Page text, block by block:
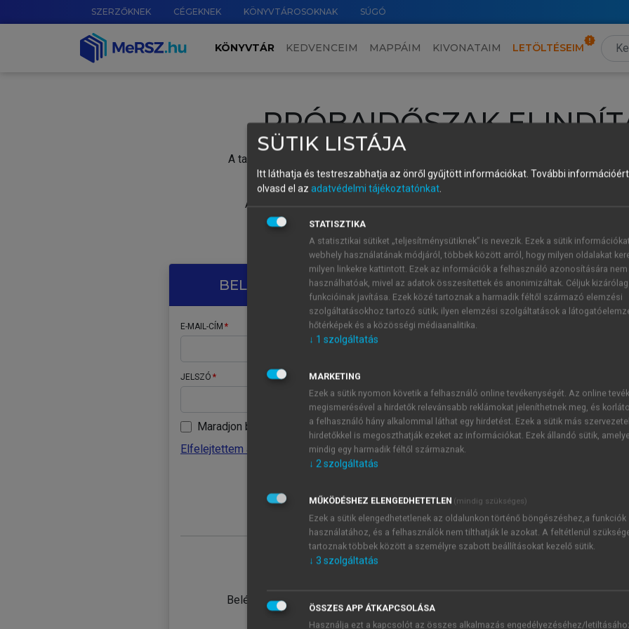
SZERZŐKNEK CÉGEKNEK KÖNYVTÁROSOKNAK SÚGÓ
KÖNYVTÁR KEDVENCEIM MAPPÁIM KIVONATAIM LETÖLTÉSEIM
PRÓBAIDŐSZAK
A tartalom megtekintéséhez lépj be a saját fiókoddal, iskolai azonosítóddal vagy
Új felhasználóként1 óra díjmentes hozzáférésrevagy
A próbaidőszak elindításához,
vagy hozz
A regisztráció után a
BELÉPÉS SAJÁT FIÓKKAL
E-MAIL-CÍM
JELSZÓ
Maradjon belépve
Elfelejtettem a jelszavamat
Belépés intézményi azonosítóval
ÚJ FIÓK
1 óra
JELSZÓ
Kérek értesítést a MeRSZ
Kérek értesítést az
SÜTIK LISTÁJA
Itt láthatja és testreszabhatja az önről gyűjtött információkat. További
olvasd el az adatvédelmi tájékoztatónkat.
STATISZTIKA
A statisztikai sütiket „teljesítménysütiknek” is nevezik. Ezek a sütik
webhely használatának módjáról, többek között arról, hogy milyen oldalakat
milyen linkekre kattintott. Ezek az információk a felhasználó azonosítására nem
használhatóak, mivel az adatok összesítettek és anonimizáltak. Céljuk
funkcióinak javítása. Ezek közé tartoznak a harmadik féltől származó elemzési
szolgáltatásokhoz tartozó sütik; ilyen elemzési szolgáltatások a
hőtérképek és a közösségi médiaanalitika.
↓ 1 szolgáltatás
MARKETING
Ezek a sütik nyomon követik a felhasználó online tevékenységét. Az online
megismerésével a hirdetők relevánsabb reklámokat jeleníthetnek meg, és
a felhasználó hány alkalommal láthat egy hirdetést. Ezek a sütik más
hirdetőkkel is megoszthatják ezeket az információkat. Ezek állandó sütik,
mindig egy harmadik féltől származnak.
↓ 2szolgáltatás
MŰKÖDÉSHEZ ELENGEDHETETLEN (mindig szükséges)
Ezek a sütik elengedhetetlenek az oldalunkon történő böngészéshez,a funkciók
használatához, és a felhasználók nem tilthatják le azokat. A feltétlenül
tartoznak többek között a személyre szabott beállításokat kezelő sütik.
↓ 3 szolgáltatás
ÖSSZES APP ÁTKAPCSOLÁSA
Használja ezt a kapcsolót az összes alkalmazás engedélyezéséhez/